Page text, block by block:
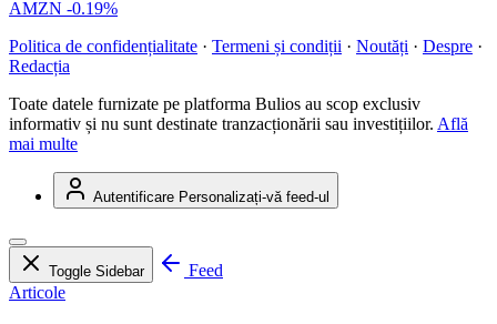
AMZN -0.19%
Politica de confidențialitate · Termeni și condiții · Noutăți · Despre ·
Redacția
Toate datele furnizate pe platforma Bulios au scop exclusiv
informativ și nu sunt destinate tranzacționării sau investițiilor. Află
mai multe
Autentificare Personalizați-vă feed-ul
Toggle Sidebar
Feed
Articole